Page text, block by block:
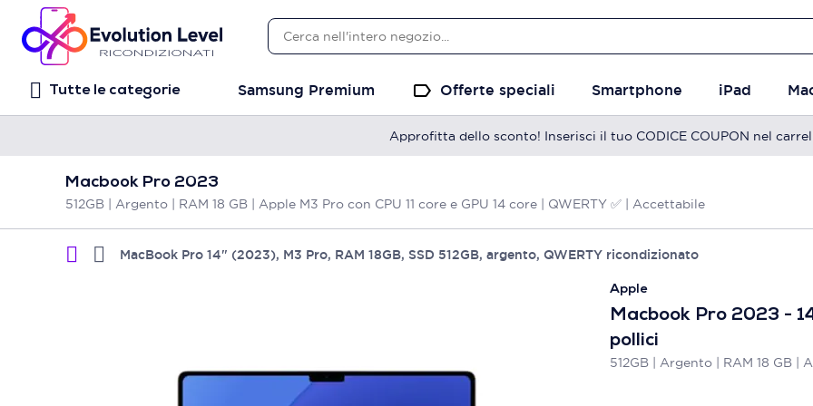
Tutte le categorie Samsung Premium Offerte speciali Smartphone iPad
Approfitta dello sconto! Inserisci il tuo CODICE COUPON nel
Macbook Pro 2023
512GB | Argento | RAM 18 GB | Apple M3 Pro con CPU 11 core e GPU 14 core | QWERTY ✅ | Accettabile
MacBook Pro 14" (2023), M3 Pro, RAM 18GB, SSD 512GB, argento, QWERTY ricondizionato
Apple
Macbook Pro 2023 -
pollici